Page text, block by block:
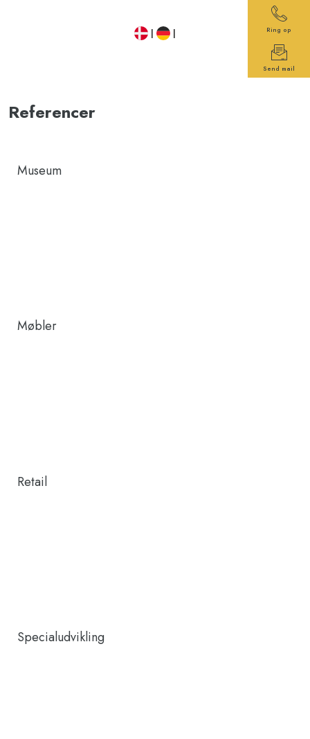
​ | | Ring op
Send mail
Referencer​
​Museum
Møbler
Retail
Specialudvikling